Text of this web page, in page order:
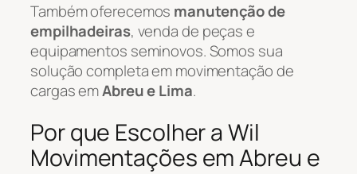
Também oferecemos manutenção de
empilhadeiras, venda de peças e
equipamentos seminovos. Somos sua
solução completa em movimentação de
cargas emAbreu e Lima.
Por que Escolher a Wil
Movimentações em Abreu e